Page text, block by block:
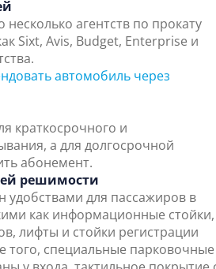
несколько агентств по прокату
Sixt, Avis, Budget, Enterprise и
автомобиль через
краткосрочного и
а для долгосрочной
абонемент.
решимости
удобствами для пассажиров в
как информационные стойки,
лифты и стойки регистрации
того, специальные парковочные